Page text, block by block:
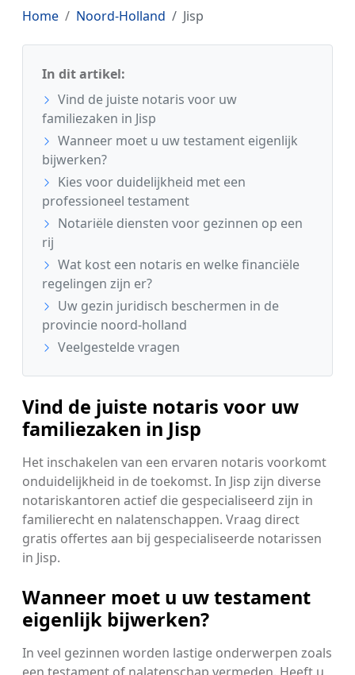
Home Noord-Holland Jisp
In dit artikel:
Vind de juiste notaris voor uw
familiezaken in Jisp
Wanneer moet u uw testament eigenlijk
bijwerken?
Kies voor duidelijkheid met een
professioneel testament
Notariële diensten voor gezinnen op een
rij
Wat kost een notaris en welke financiële
regelingen zijn er?
Uw gezin juridisch beschermen in de
provincie noord-holland
Veelgestelde vragen
Vind de juiste notaris voor uw
familiezaken in Jisp
Het inschakelen van een ervaren notaris voorkomt
onduidelijkheid in de toekomst. In Jisp zijn diverse
notariskantoren actief die gespecialiseerd zijn in
familierecht en nalatenschappen. Vraag direct
gratis offertes aan bij gespecialiseerde notarissen
in Jisp.
Wanneer moet u uw testament
eigenlijk bijwerken?
In veel gezinnen worden lastige onderwerpen zoals